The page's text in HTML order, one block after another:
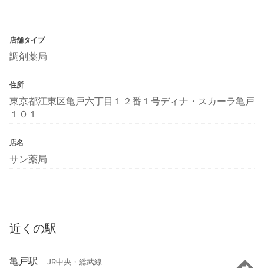
店舗タイプ
調剤薬局
住所
東京都江東区亀戸六丁目１２番１号ディナ・スカーラ亀戸
１０１
店名
サン薬局
近くの駅
亀戸駅 JR中央・総武線